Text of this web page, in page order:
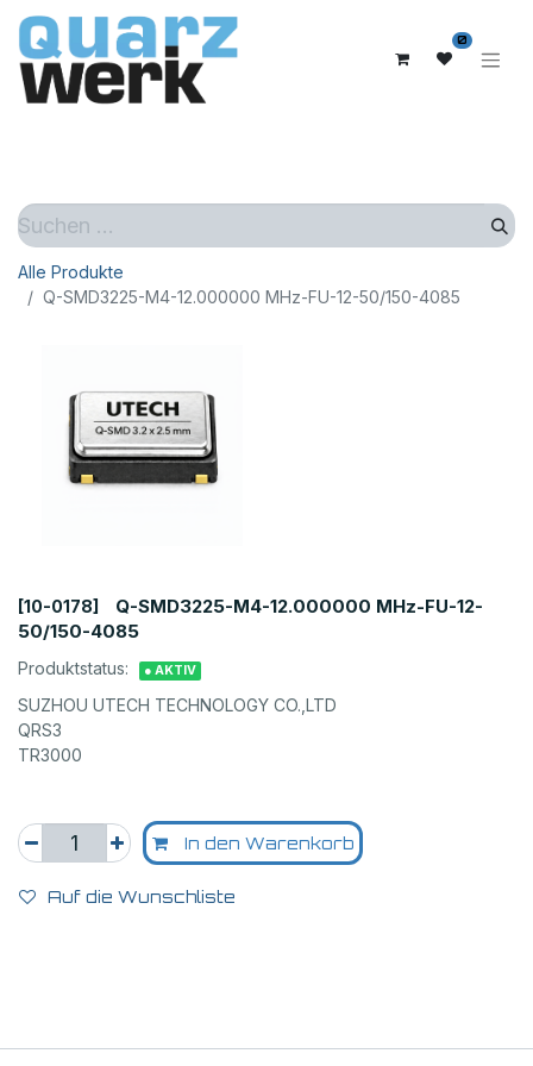
0
Alle Produkte
Q-SMD3225-M4-12.000000 MHz-FU-12-50/150-4085
[10-0178]
Q-SMD3225-M4-12.000000 MHz-FU-12-
50/150-4085
Produktstatus: ● AKTIV
SUZHOU UTECH TECHNOLOGY CO.,LTD
QRS3
TR3000
In den Warenkorb
Auf die Wunschliste